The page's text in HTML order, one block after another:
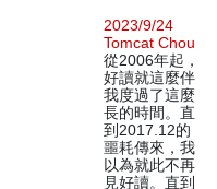
2023/9/24
Tomcat Chou
從2006年起，
好讀就這麼伴
我度過了這麼
長的時間。直
到2017.12的
噩耗傳來，我
以為就此不再
見好讀。直到